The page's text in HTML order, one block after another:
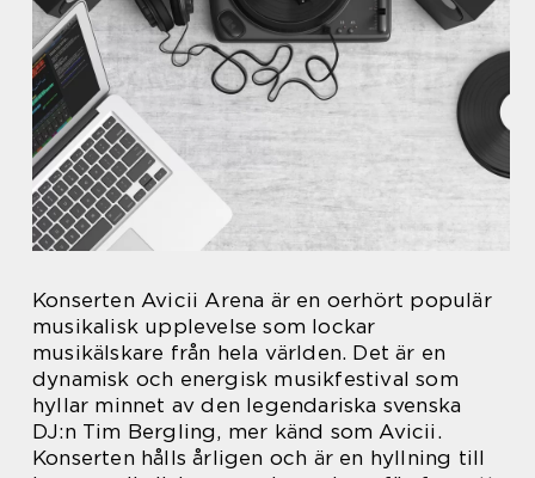
Konserten Avicii Arena är en oerhört populär
musikalisk upplevelse som lockar
musikälskare från hela världen. Det är en
dynamisk och energisk musikfestival som
hyllar minnet av den legendariska svenska
DJ:n Tim Bergling, mer känd som Avicii.
Konserten hålls årligen och är en hyllning till